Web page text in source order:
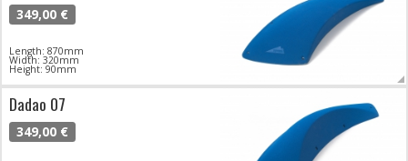
349,00 €
Length: 870mm
Width: 320mm
Height: 90mm
Dadao 07
349,00 €